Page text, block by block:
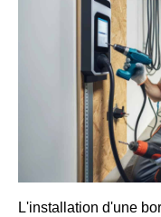
L'installation d'une